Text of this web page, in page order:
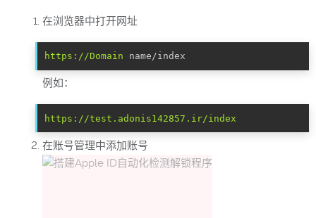
在浏览器中打开网址
https://Domain name/index
例如：
https://test.adonis142857.ir/index
在账号管理中添加账号